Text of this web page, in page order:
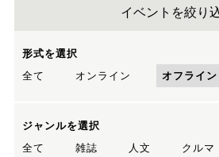
イベントを絞り
形式を選択
全て
オンライン オフライン
ジャンルを選択
全て
雑誌 人文
クルマ